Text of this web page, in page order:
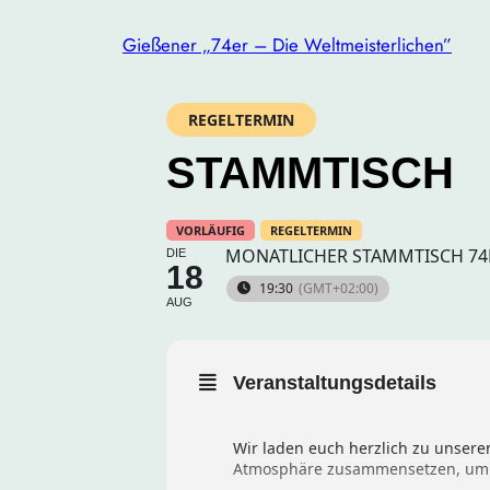
Gießener „74er – Die Weltmeisterlichen”
REGELTERMIN
STAMMTISCH
VORLÄUFIG REGELTERMIN
DIE
18
AUG
MONATLICHER STAMMTISCH
19:30 (GMT+02:00)
Veranstaltungsdetails
Wir laden euch herzlich zu
Atmosphäre zusammensetzen,